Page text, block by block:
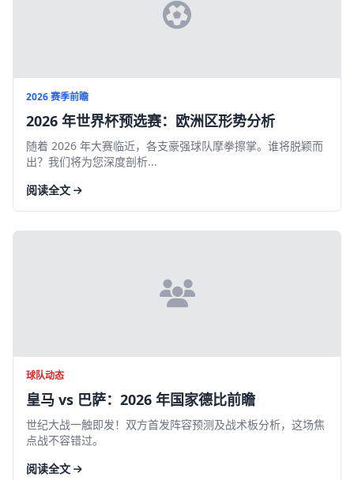
2026 赛季前瞻
2026 年世界杯预选赛：欧洲区形势分析
随着 2026 年大赛临近，各支豪强球队摩拳擦掌。谁将脱颖而
出？我们将为您深度剖析...
阅读全文
球队动态
皇马 vs 巴萨：2026 年国家德比前瞻
世纪大战一触即发！双方首发阵容预测及战术板分析，这场焦
点战不容错过。
阅读全文